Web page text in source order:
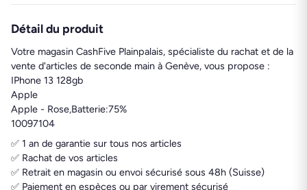
Détail du produit
Votre magasin CashFive Plainpalais, spécialiste du rachat et de la
vente d'articles de seconde main à Genève, vous propose :
IPhone 13 128gb
Apple
Apple - Rose,Batterie:75%
10097104
✅ 1 an de garantie sur tous nos articles
✅ Rachat de vos articles
✅ Retrait en magasin ou envoi sécurisé sous 48h (Suisse)
✅ Paiement en espèces ou par virement sécurisé